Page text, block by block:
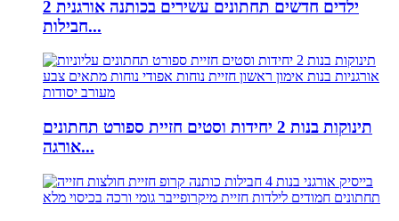
ילדים חדשים תחתונים עשירים בכותנה אורגנית 2
חבילות...
תינוקות בנות 2 יחידות וסטים חזיית ספורט תחתונים
אורגה...